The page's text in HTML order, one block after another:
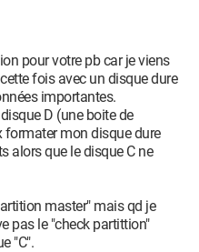
pour votre pb car je viens
fois avec un disque dure
importantes.
D (une boite de
formater mon disque dure
alors que le disque C ne
master" mais qd je
pas le "check partittion"
"C".